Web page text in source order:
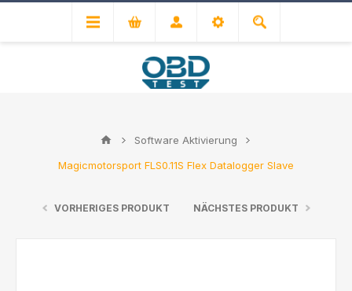
Software Aktivierung
Magicmotorsport FLS0.11S Flex Datalogger Slave
VORHERIGES PRODUKT NÄCHSTES PRODUKT